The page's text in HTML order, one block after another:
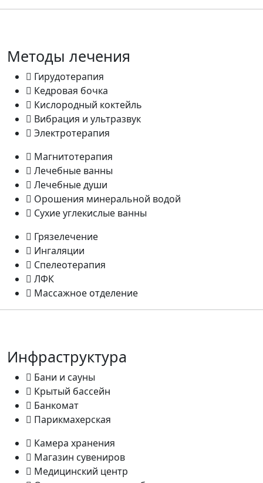
Методы лечения
Гирудотерапия
Кедровая бочка
Кислородный коктейль
Вибрация и ультразвук
Электротерапия
Магнитотерапия
Лечебные ванны
Лечебные души
Орошения минеральной водой
Сухие углекислые ванны
Грязелечение
Ингаляции
Спелеотерапия
ЛФК
Массажное отделение
Инфраструктура
Бани и сауны
Крытый бассейн
Банкомат
Парикмахерская
Камера хранения
Магазин сувениров
Медицинский центр